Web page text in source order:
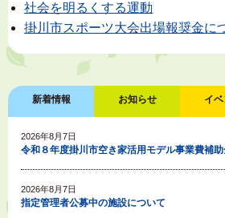
社会を明るくする運動
掛川市スポーツ大会出場報奨金に
新着情報 お知らせ イベ
2026年8月7日
令和８年度掛川市空き家活用モデル事業費補
2026年8月7日
指定管理者公募中の施設について